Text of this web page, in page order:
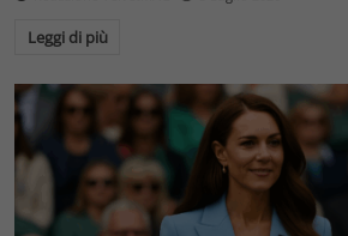
Leggi di più